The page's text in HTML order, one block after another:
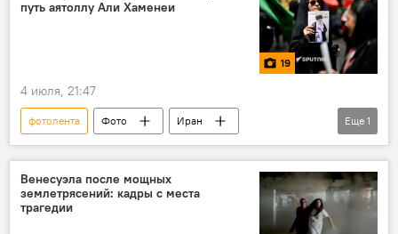
путь аятоллу Али Хаменеи
19
4 июля, 21:47
фотолента Фото
Иран
Али Хаменеи
Еще 1
Венесуэла после мощных
землетрясений: кадры с места
трагедии